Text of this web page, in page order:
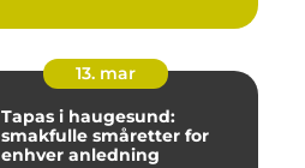
13. mar
Tapas i haugesund:
smakfulle småretter for
enhver anledning